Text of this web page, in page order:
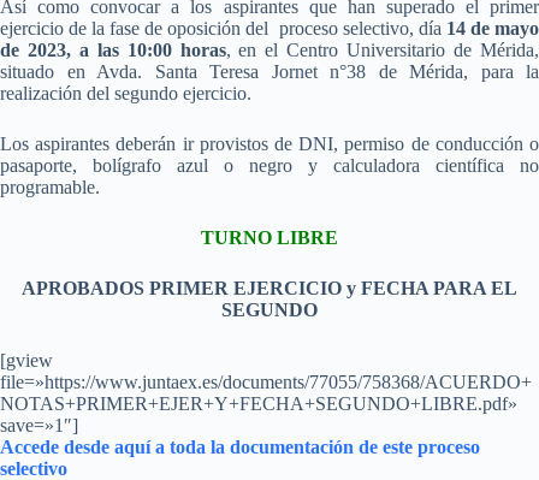
Así como convocar a los aspirantes que han superado el primer
ejercicio de la fase de oposición del proceso selectivo, día 14 de mayo
de 2023, a las 10:00 horas, en el Centro Universitario de Mérida,
situado en Avda. Santa Teresa Jornet n°38 de Mérida, para la
realización del segundo ejercicio.
Los aspirantes deberán ir provistos de DNI, permiso de conducción o
pasaporte, bolígrafo azul o negro y calculadora científica no
programable.
TURNO LIBRE
APROBADOS PRIMER EJERCICIO y FECHA PARA EL
SEGUNDO
[gview
file=»https://www.juntaex.es/documents/77055/758368/ACUERDO+
NOTAS+PRIMER+EJER+Y+FECHA+SEGUNDO+LIBRE.pdf»
save=»1″]
Accede desde aquí a toda la documentación de este proceso
selectivo